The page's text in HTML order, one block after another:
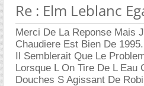
Re : Elm Leblanc
Merci De La Reponse Mais
Chaudiere Est Bien De 1995.
Il Semblerait Que Le
Lorsque L On Tire De L Eau
Douches S Agissant De